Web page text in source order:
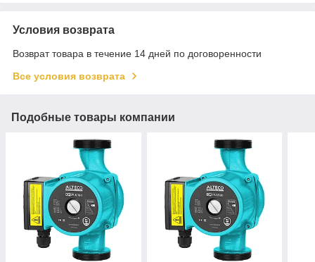
Условия возврата
Возврат товара в течение 14 дней по договоренности
Все условия возврата
Подобные товары компании